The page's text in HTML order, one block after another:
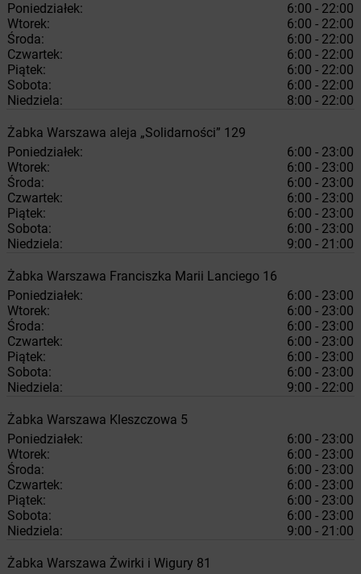
Poniedziałek:
6:00 - 22:00
Wtorek:
6:00 - 22:00
Środa:
6:00 - 22:00
Czwartek:
6:00 - 22:00
Piątek:
6:00 - 22:00
Sobota:
6:00 - 22:00
Niedziela:
8:00 - 22:00
Żabka Warszawa aleja „Solidarności” 129
Poniedziałek:
6:00 - 23:00
Wtorek:
6:00 - 23:00
Środa:
6:00 - 23:00
Czwartek:
6:00 - 23:00
Piątek:
6:00 - 23:00
Sobota:
6:00 - 23:00
Niedziela:
9:00 - 21:00
Żabka Warszawa Franciszka Marii Lanciego 16
Poniedziałek:
6:00 - 23:00
Wtorek:
6:00 - 23:00
Środa:
6:00 - 23:00
Czwartek:
6:00 - 23:00
Piątek:
6:00 - 23:00
Sobota:
6:00 - 23:00
Niedziela:
9:00 - 22:00
Żabka Warszawa Kleszczowa 5
Poniedziałek:
6:00 - 23:00
Wtorek:
6:00 - 23:00
Środa:
6:00 - 23:00
Czwartek:
6:00 - 23:00
Piątek:
6:00 - 23:00
Sobota:
6:00 - 23:00
Niedziela:
9:00 - 21:00
Żabka Warszawa Żwirki i Wigury 81